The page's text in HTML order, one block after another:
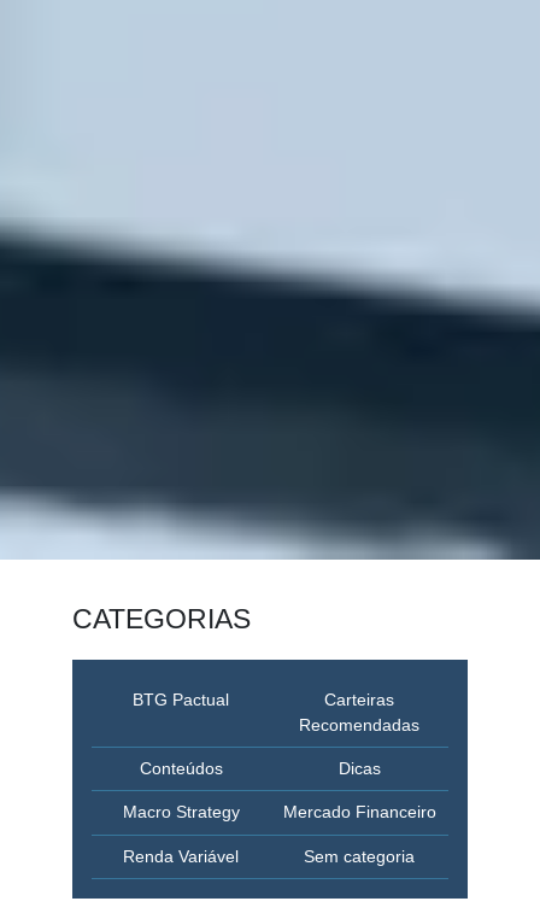
CATEGORIAS
BTG Pactual
Carteiras
Recomendadas
Conteúdos Dicas
Macro Strategy Mercado Financeiro
Renda Variável Sem categoria